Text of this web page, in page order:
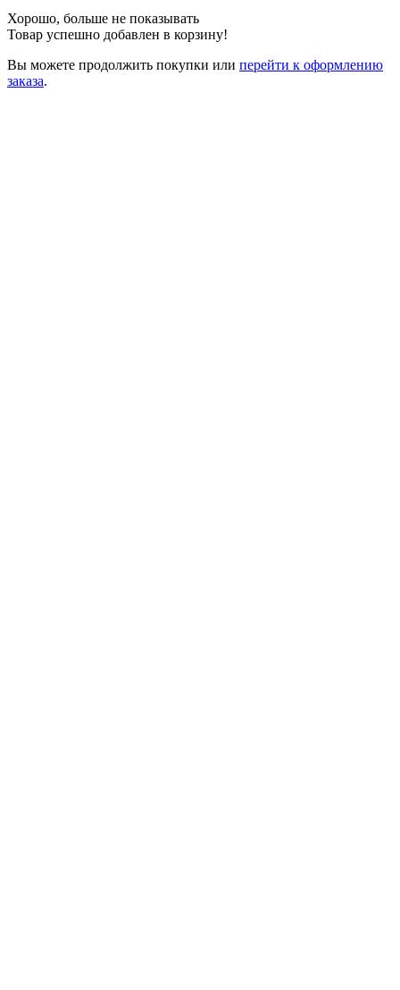
Хорошо, больше не показывать
Товар успешно добавлен в корзину!
Вы можете продолжить покупки или перейти к оформлению
заказа.